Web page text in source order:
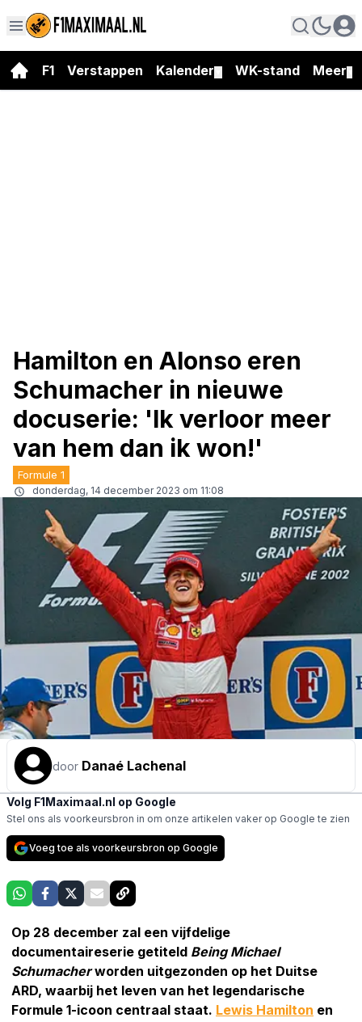
F1 Verstappen Kalender WK-stand Meer
Hamilton en Alonso eren
Schumacher in nieuwe
docuserie: 'Ik verloor meer
van hem dan ik won!'
Formule 1
donderdag, 14 december 2023 om 11:08
door Danaé Lachenal
Volg F1Maximaal.nl op Google
Stel ons als voorkeursbron in om onze artikelen vaker op Google te zien
Voeg toe als voorkeursbron op Google
Op 28 december zal een vijfdelige
documentaireserie getiteld Being Michael
Schumacherworden uitgezonden op het Duitse
ARD, waarbij het leven van het legendarische
Formule 1-icoon centraal staat. Lewis Hamilton en